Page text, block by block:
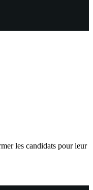
les candidats pour leur